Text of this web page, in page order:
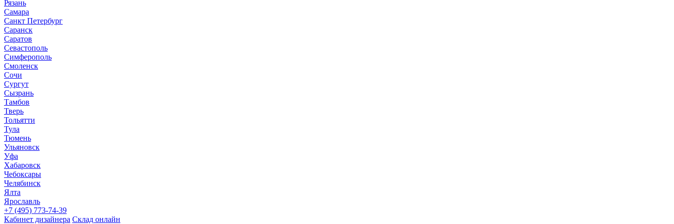
Рязань
Самара
Санкт Петербург
Саранск
Саратов
Севастополь
Симферополь
Смоленск
Сочи
Сургут
Сызрань
Тамбов
Тверь
Тольятти
Тула
Тюмень
Ульяновск
Уфа
Хабаровск
Чебоксары
Челябинск
Ялта
Ярославль
+7 (495) 773-74-39
Кабинет дизайнера Склад онлайн